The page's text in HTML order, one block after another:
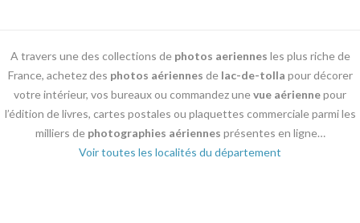
A travers une des collections de photos aeriennes les plus riche de
France, achetez des photos aériennes de lac-de-tolla pour décorer
votre intérieur, vos bureaux ou commandez unevue aériennepour
l’édition de livres, cartes postales ou plaquettes commerciale parmi les
milliers de photographies aériennes présentes en ligne…
Voir toutes les localités du département